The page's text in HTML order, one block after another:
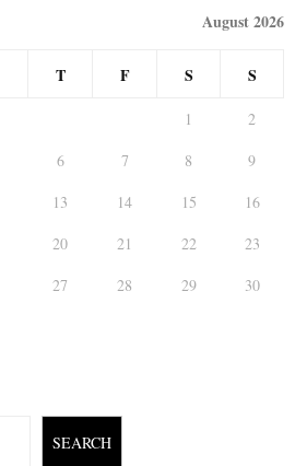
August 2026
T F S S
1
2
6 7 8
9
13 14 15
16
20 21 22
23
27 28 29
30
SEARCH